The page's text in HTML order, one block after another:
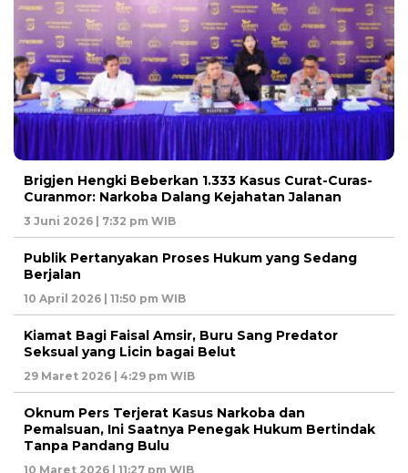
Brigjen Hengki Beberkan 1.333 Kasus Curat-Curas-
Curanmor: Narkoba Dalang Kejahatan Jalanan
3 Juni 2026 | 7:32 pm WIB
Publik Pertanyakan Proses Hukum yang Sedang
Berjalan
10 April 2026 | 11:50 pm WIB
Kiamat Bagi Faisal Amsir, Buru Sang Predator
Seksual yang Licin bagai Belut
29 Maret 2026 | 4:29 pm WIB
Oknum Pers Terjerat Kasus Narkoba dan
Pemalsuan, Ini Saatnya Penegak Hukum Bertindak
Tanpa Pandang Bulu
10 Maret 2026 | 11:27 pm WIB